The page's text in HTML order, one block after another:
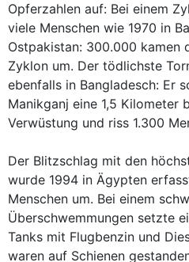
Opferzahlen auf: Bei einem
viele Menschen wie 1970 in
Ostpakistan: 300.000 kamen
Zyklon um. Der tödlichste
ebenfalls in Bangladesch: Er
Manikganj eine 1,5 Kilometer
Verwüstung und riss 1.300
Der Blitzschlag mit den
wurde 1994 in Ägypten
Menschen um. Bei einem
Überschwemmungen setzte
Tanks mit Flugbenzin und
waren auf Schienen